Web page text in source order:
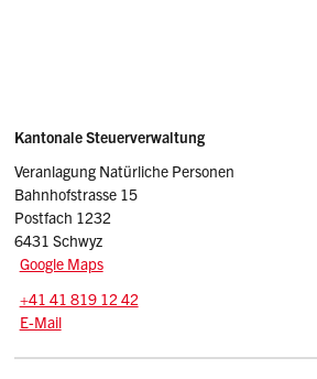
Sidebar
Adresse
Kantonale Steuerverwaltung
Veranlagung Natürliche Personen
Bahnhofstrasse 15
Postfach 1232
6431 Schwyz
Google Maps
Tel.:
+41 41 819 12 42
E-Mail: np.stv
E-Mail